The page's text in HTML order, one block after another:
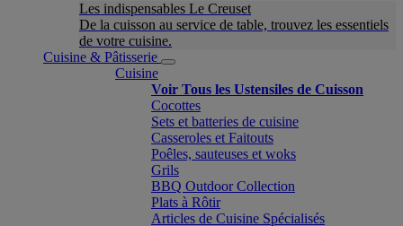
Les indispensables Le Creuset
De la cuisson au service de table, trouvez les essentiels
de votre cuisine.
Cuisine & Pâtisserie
Cuisine
Voir Tous les Ustensiles de Cuisson
Cocottes
Sets et batteries de cuisine
Casseroles et Faitouts
Poêles, sauteuses et woks
Grils
BBQ Outdoor Collection
Plats à Rôtir
Articles de Cuisine Spécialisés